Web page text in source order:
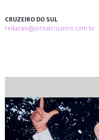
CRUZEIRO DO SUL
redacao@jornalcruzeiro.com.br